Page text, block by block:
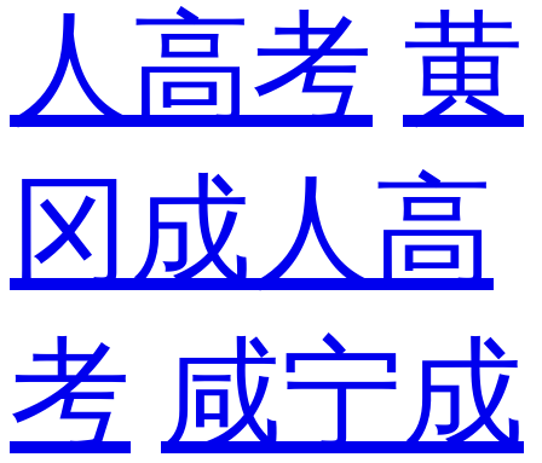
人高考 黄
冈成人高
考 咸宁成